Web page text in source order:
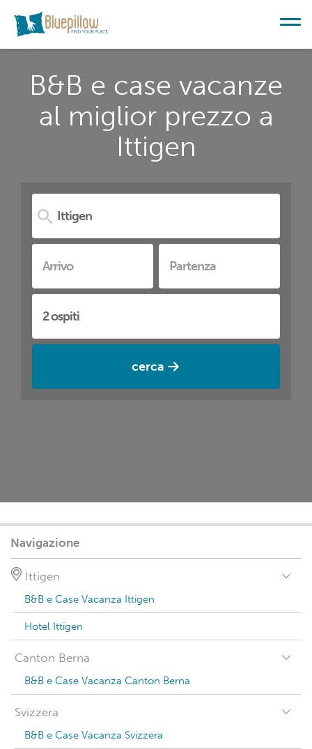
B&B e case vacanze
al miglior prezzo a
Ittigen
cerca
Navigazione
Ittigen
B&B e Case Vacanza Ittigen
Hotel Ittigen
Canton Berna
B&B e Case Vacanza Canton Berna
Svizzera
B&B e Case Vacanza Svizzera